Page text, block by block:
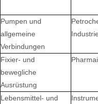
Pumpen und
allgemeine
Verbindungen
Fixier- und
bewegliche
Ausrüstung
Lebensmittel- und